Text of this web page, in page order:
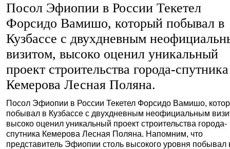
Посол Эфиопии в России Текетел
Форсидо Вамишо, который побывал в
Кузбассе с двухдневным
визитом, высоко оценил уникальный
проект строительства города-спутника
Кемерова Лесная Поляна.
Посол Эфиопии в России Текетел Форсидо Вамишо,
побывал в Кузбассе с двухдневным неофициальным
высоко оценил уникальный проект строительства города-
спутника Кемерова Лесная Поляна. Напомним, что
представитель Эфиопии столь высокого уровня побывал